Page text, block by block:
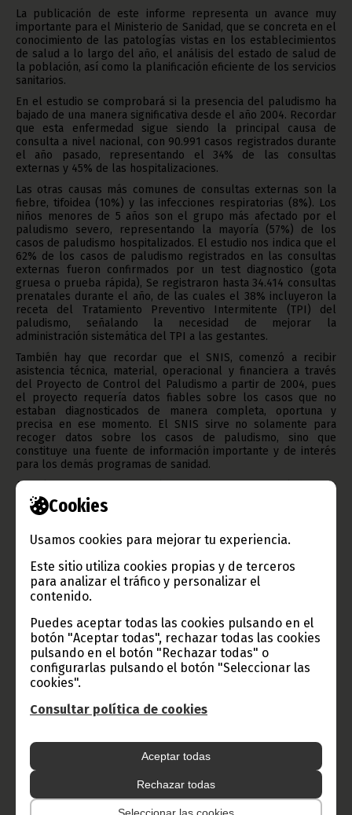
Cookies
Usamos cookies para mejorar tu experiencia.
Este sitio utiliza cookies propias y de terceros
para analizar el tráfico y personalizar el
contenido.
Puedes aceptar todas las cookies pulsando en el
botón "Aceptar todas", rechazar todas las cookies
pulsando en el botón "Rechazar todas" o
configurarlas pulsando el botón "Seleccionar las
cookies".
Consultar política de cookies
Aceptar todas
Rechazar todas
La publicación de este informe representa un avance muy
importante para el Ministerio de Sanidad, que se concreta en el
conocimiento de las patologías vistas en los establecimientos
de salud a lo largo del año, el análisis del estado de salud de
la población, así como la planificación eficiente de los servicios
sanitarios.
En el estudio se comprobará si la presencia del paludismo ha
bajado de una manera significativa desde el año 2004. Recordar
que esta enfermedad sigue siendo la principal causa de
consulta a nivel nacional, con 90.991 casos registrados durante
el año pasado, representando el 34% de las consultas
externas y 45% de las hospitalizaciones.
Las otras causas más comunes de consultas externas son la
fiebre, tifoidea (10%) y las infecciones respiratorias (8%). Los
niños menores de 5 años son el grupo más afectado por el
paludismo severo, representando la mayoría (57%) de los
casos de paludismo hospitalizados. El estudio nos indica que el
62% de los casos de paludismo registrados en las consultas
externas fueron confirmados por un test diagnostico (gota
gruesa o prueba rápida), Se registraron hasta 34.414 consultas
prenatales durante el año, de las cuales el 38% incluyeron la
receta del Tratamiento Preventivo Intermitente (TPI) del
paludismo, señalando la necesidad de mejorar la
administración sistemática del TPI a las gestantes.
También hay que recordar que el SNIS, comenzó a recibir
asistencia técnica, material, operacional y financiera a través
del Proyecto de Control del Paludismo a partir de 2004, pues
el proyecto requería datos fiables sobre los casos que no
estaban diagnosticados de manera completa, oportuna y
precisa en ese momento. El SNIS sirve no solamente para
recoger datos sobre los casos de paludismo, sino que
constituye una fuente de información importante y de interés
para los demás programas de sanidad.
Actualmente se manejan 3 libros de registro a nivel de cada
establecimiento de salud gubernamental: Consulta General,
Control Prenatal y Hospitalización. El nuevo registro de
en operación el 2011 a nivel nacional.
Texto: Sarilusi Tarifa King.
Oficina de Información y Prensa de Guinea Ecuatorial ( D. G.
Base Internet).
Gobierno e Instituciones
Información de Guinea Ecuatorial